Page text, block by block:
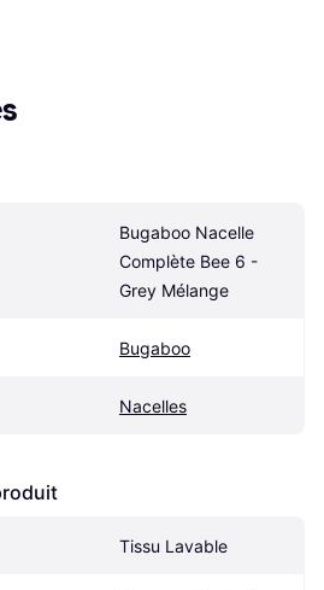
Bugaboo Nacelle
Complète Bee 6 -
Grey Mélange
Bugaboo
Nacelles
Tissu Lavable